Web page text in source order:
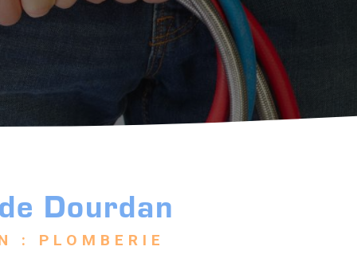
Dourdan
: PLOMBERIE